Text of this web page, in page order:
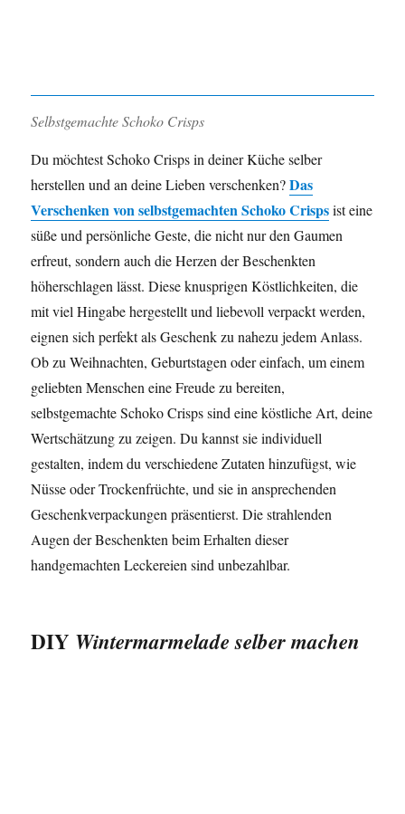
Selbstgemachte Schoko Crisps
Du möchtest Schoko Crisps in deiner Küche selber
herstellen und an deine Lieben verschenken?Das
Verschenken von selbstgemachten Schoko Crispsist eine
süße und persönliche Geste, die nicht nur den Gaumen
erfreut, sondern auch die Herzen der Beschenkten
höherschlagen lässt. Diese knusprigen Köstlichkeiten, die
mit viel Hingabe hergestellt und liebevoll verpackt werden,
eignen sich perfekt als Geschenk zu nahezu jedem Anlass.
Ob zu Weihnachten, Geburtstagen oder einfach, um einem
geliebten Menschen eine Freude zu bereiten,
selbstgemachte Schoko Crisps sind eine köstliche Art, deine
Wertschätzung zu zeigen. Du kannst sie individuell
gestalten, indem du verschiedene Zutaten hinzufügst, wie
Nüsse oder Trockenfrüchte, und sie in ansprechenden
Geschenkverpackungen präsentierst. Die strahlenden
Augen der Beschenkten beim Erhalten dieser
handgemachten Leckereien sind unbezahlbar.
DIY Wintermarmelade selber machen